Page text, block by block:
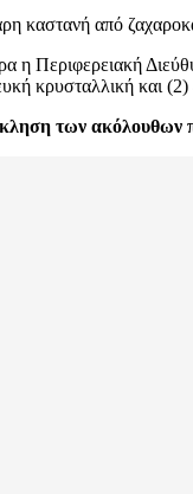
καστανή από
η Περιφερειακή
κρυσταλλική και
των ακόλουθων